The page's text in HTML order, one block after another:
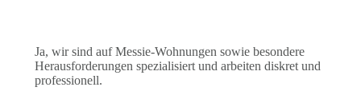
Ja, wir sind auf Messie-Wohnungen sowie besondere
Herausforderungen spezialisiert und arbeiten diskret und
professionell.